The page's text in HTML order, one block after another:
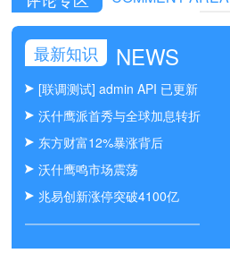
最新知识 NEWS
[联调测试] admin API 已更新
沃什鹰派首秀与全球加息转折
东方财富12%暴涨背后
沃什鹰鸣市场震荡
兆易创新涨停突破4100亿